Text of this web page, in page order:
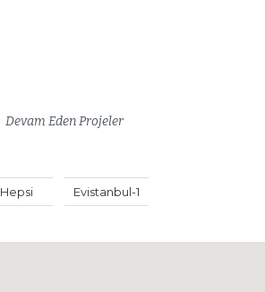
Devam Eden Projeler
Hepsi Evistanbul-1